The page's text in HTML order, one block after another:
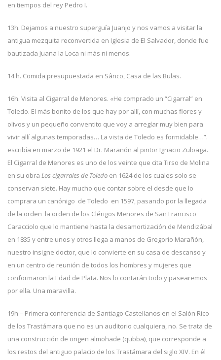
en tiempos del rey Pedro I.
13h. Dejamos a nuestro superguía Juanjo y nos vamos a visitar la
antigua mezquita reconvertida en Iglesia de El Salvador, donde fue
bautizada Juana la Loca ni más ni menos.
14 h. Comida presupuestada en Sânco, Casa de las Bulas.
16h. Visita al Cigarral de Menores. «He comprado un “Cigarral” en
Toledo. El más bonito de los que hay por allí, con muchas flores y
olivos y un pequeño conventito que voy a arreglar muy bien para
vivir allí algunas temporadas… La vista de Toledo es formidable…”.
escribía en marzo de 1921 el Dr. Marañón al pintor Ignacio Zuloaga.
El Cigarral de Menores es uno de los veinte que cita Tirso de Molina
en su obra Los cigarrales de Toledo en 1624 de los cuales solo se
conservan siete. Hay mucho que contar sobre el desde que lo
comprara un canónigo de Toledo en 1597, pasando por la llegada
de la orden la orden de los Clérigos Menores de San Francisco
Caracciolo que lo mantiene hasta la desamortización de Mendizábal
en 1835 y entre unos y otros llega a manos de Gregorio Marañón,
nuestro insigne doctor, que lo convierte en su casa de descanso y
en un centro de reunión de todos los hombres y mujeres que
conformaron la Edad de Plata. Nos lo contarán todo y pasearemos
por ella. Una maravilla.
19h – Primera conferencia de Santiago Castellanos en el Salón Rico
de los Trastámara que no es un auditorio cualquiera, no. Se trata de
una construcción de origen almohade (qubba), que corresponde a
los restos del antiguo palacio de los Trastámara del siglo XIV. En él